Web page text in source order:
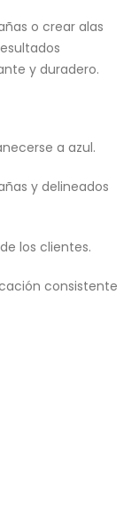
o crear alas
y duradero.
a azul.
y delineados
los clientes.
consistente